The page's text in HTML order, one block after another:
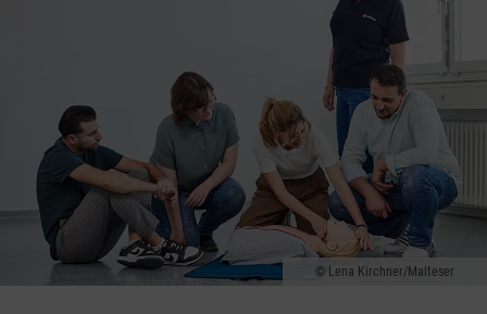
Lena Kirchner/Malteser